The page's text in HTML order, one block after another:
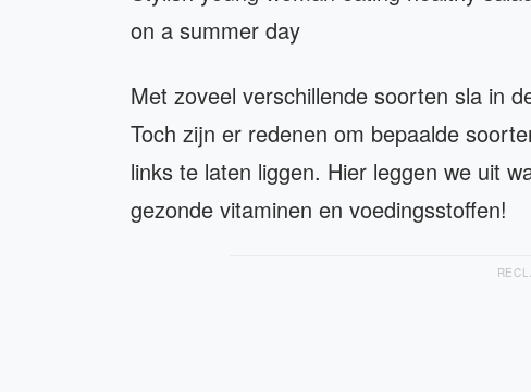
on a summer day
Met zoveel verschillende soorten sla in
Toch zijn er redenen om bepaalde
links te laten liggen. Hier leggen we uit
gezonde vitaminen en voedingsstoffen!